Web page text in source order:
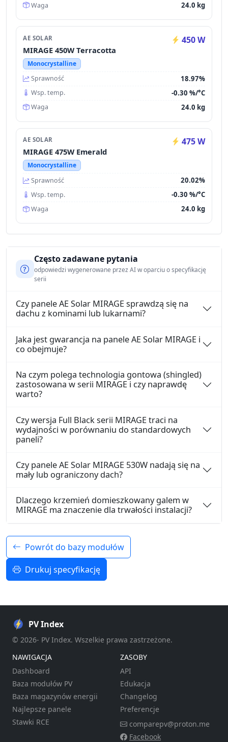
Waga 24.0 kg
AE SOLAR 450 W
MIRAGE 450W Terracotta
Monocrystalline
Sprawność
18.97%
Wsp. temp. -0.30 %/°C
Waga 24.0 kg
AE SOLAR 475 W
MIRAGE 475W Emerald
Monocrystalline
Sprawność
20.02%
Wsp. temp. -0.30 %/°C
Waga 24.0 kg
Często zadawane pytania
odpowiedzi wygenerowane przez AI w oparciu o specyfikację
serii
Czy panele AE Solar MIRAGE sprawdzą się na
dachu z kominami lub lukarnami?
Jaka jest gwarancja na panele AE Solar MIRAGE i
co obejmuje?
Na czym polega technologia gontowa (shingled)
zastosowana w serii MIRAGE i czy naprawdę
warto?
Czy wersja Full Black serii MIRAGE traci na
wydajności w porównaniu do standardowych
paneli?
Czy panele AE Solar MIRAGE 530W nadają się na
mały lub ograniczony dach?
Dlaczego krzemień domieszkowany galem w
MIRAGE ma znaczenie dla trwałości instalacji?
Powrót do bazy modułów
Drukuj specyfikację
PV Index
© 2026- PV Index. Wszelkie prawa zastrzeżone.
NAWIGACJA
Dashboard
Baza modułów PV
Baza magazynów energii
Najlepsze panele
Stawki RCE
ZASOBY
API
Edukacja
Changelog
Preferencje
comparepv@proton.me
Facebook